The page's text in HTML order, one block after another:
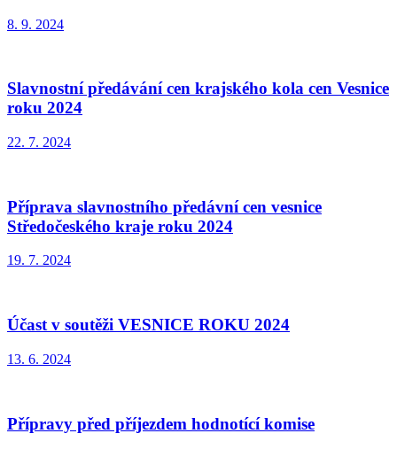
8. 9. 2024
Slavnostní předávání cen krajského kola cen Vesnice
roku 2024
22. 7. 2024
Příprava slavnostního předávní cen vesnice
Středočeského kraje roku 2024
19. 7. 2024
Účast v soutěži VESNICE ROKU 2024
13. 6. 2024
Přípravy před příjezdem hodnotící komise